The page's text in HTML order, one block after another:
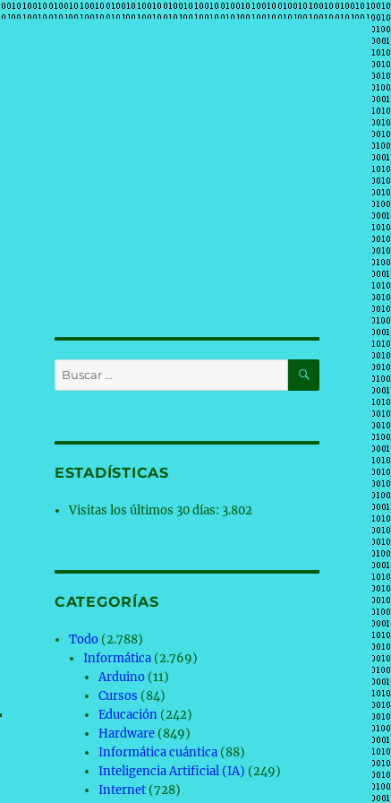
Buscar
por:
BUSCAR
ESTADÍSTICAS
Visitas los últimos 30 días: 3.802
CATEGORÍAS
Todo (2.788)
Informática (2.769)
Arduino(11)
Cursos (84)
Educación(242)
Hardware(849)
Informática cuántica(88)
Inteligencia Artificial (IA) (249)
Internet(728)